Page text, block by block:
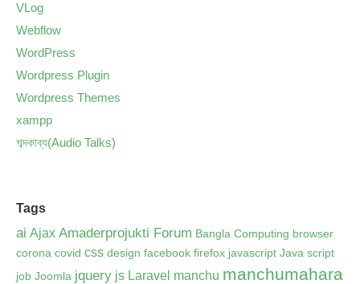
VLog
Webflow
WordPress
Wordpress Plugin
Wordpress Themes
xampp
শব্দকাব্য(Audio Talks)
Tags
ai Ajax Amaderprojukti Forum Bangla Computing browser
corona covid css design facebook firefox javascript Java script
job Joomla jquery js Laravel manchu manchumahara